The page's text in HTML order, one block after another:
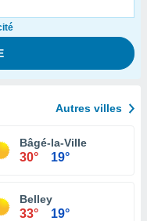
Autres villes
Bâgé-la-Ville
30° 19°
Belley
33° 19°